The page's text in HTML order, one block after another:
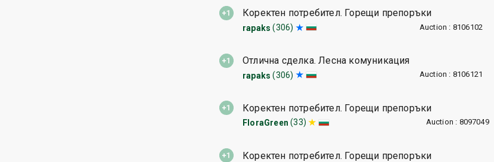
Коректен потребител. Горещи препоръки
rapaks (306) Auction : 8106102
Отлична сделка. Лесна комуникация
rapaks (306) Auction : 8106121
Коректен потребител. Горещи препоръки
FloraGreen (33) Auction : 8097049
Коректен потребител. Горещи препоръки